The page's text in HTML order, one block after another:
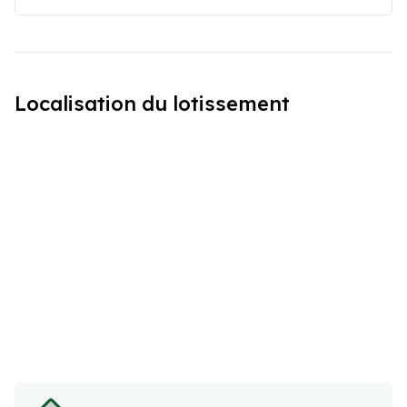
Localisation du lotissement